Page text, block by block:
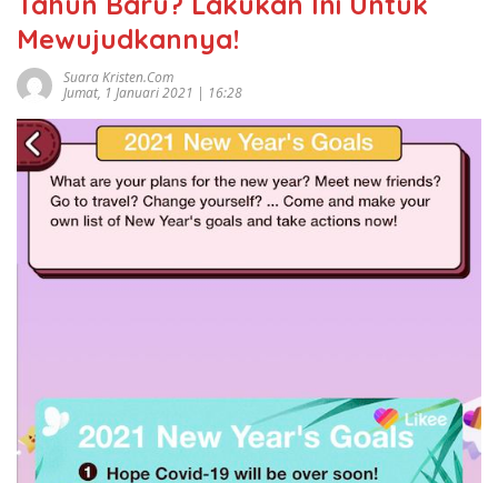
Mewujudkannya!
Suara Kristen.com
Jumat, 1 Januari 2021 | 16:28